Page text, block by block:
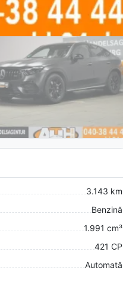
3.143 km
Benzină
1.991 cm³
421 CP
Automată